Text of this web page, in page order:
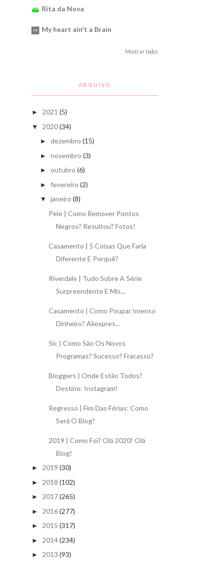
Rita da Nova
My heart ain't a Brain
Mostrar todos
ARQUIVO
► 2021 (5)
▼ 2020(34)
► dezembro (15)
► novembro (3)
► outubro (6)
► fevereiro (2)
▼ janeiro (8)
Pele | Como Remover Pontos
Negros? Resultou? Fotos!
Casamento | 5 Coisas Que Faria
Diferente E Porquê?
Riverdale | Tudo Sobre A Série
Surpreendente E Mis...
Casamento | Como Poupar Imenso
Dinheiro? Aliexpres...
Sic | Como São Os Novos
Programas? Sucesso? Fracasso?
Bloggers | Onde Estão Todos?
Destino: Instagram!
Regresso | Fim Das Férias: Como
Será O Blog?
2019 | Como Foi? Olá 2020! Olá
Blog!
► 2019 (30)
► 2018 (102)
► 2017(265)
► 2016(277)
► 2015 (317)
► 2014(234)
► 2013 (93)